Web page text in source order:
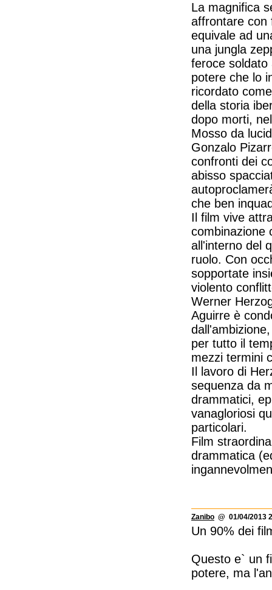
La magnifica
affrontare con
equivale ad
una jungla
feroce soldato
potere che lo
ricordato
della storia
dopo morti,
Mosso da
Gonzalo
confronti dei
abisso
che ben
Il film vive
combinazione
all'interno del
ruolo. Con
sopportate
violento
Werner
Aguirre è
per tutto il
mezzi termini
Il lavoro di
sequenza da
drammatici,
vanagloriosi
particolari.
Film
drammatica
Zanibo @ 01/04/2013
Un 90% dei
Questo e` un
potere, ma